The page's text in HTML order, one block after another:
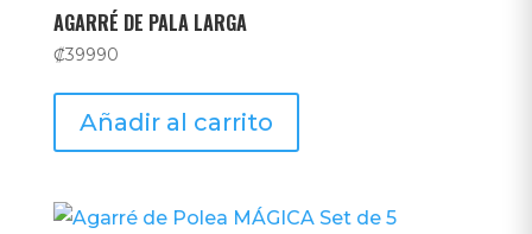
AGARRÉ DE PALA LARGA
₡39990
Añadir al carrito